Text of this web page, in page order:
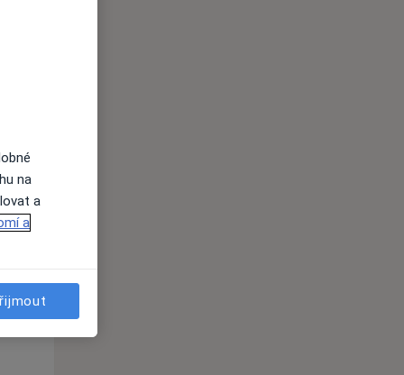
na
a
a